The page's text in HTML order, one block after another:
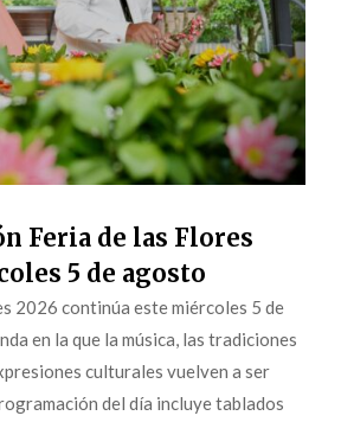
Feria de las Flores
5 de agosto
2026 continúa este miércoles 5 de
en la que la música, las tradiciones
culturales vuelven a ser
del día incluye tablados